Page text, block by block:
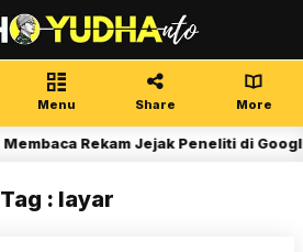
Menu Share More
Membaca Rekam Jejak Peneliti di
Tag : layar